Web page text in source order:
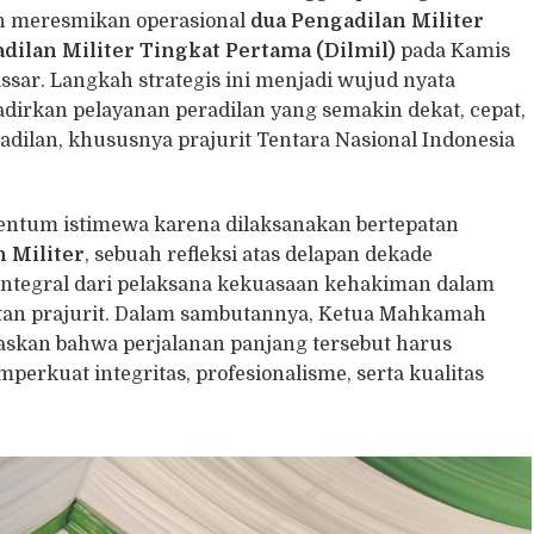
meresmikan operasional dua Pengadilan Militer
Militer Tingkat Pertama (Dilmil) pada Kamis
Langkah strategis ini menjadi wujud nyata
pelayanan peradilan yang semakin dekat, cepat,
khususnya prajurit Tentara Nasional Indonesia
istimewa karena dilaksanakan bertepatan
Militer, sebuah refleksi atas delapan dekade
dari pelaksana kekuasaan kehakiman dalam
prajurit. Dalam sambutannya, Ketua Mahkamah
bahwa perjalanan panjang tersebut harus
integritas, profesionalisme, serta kualitas